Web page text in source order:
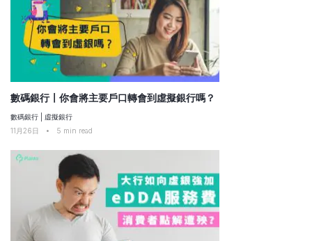
數碼銀行〡你會將主要戶口轉會到虛擬銀行嗎？
數碼銀行
虛擬銀行
11月26日
• 5 min read